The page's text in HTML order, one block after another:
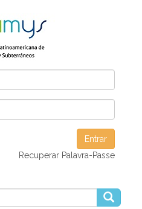
Entrar
Recuperar Palavra-Passe